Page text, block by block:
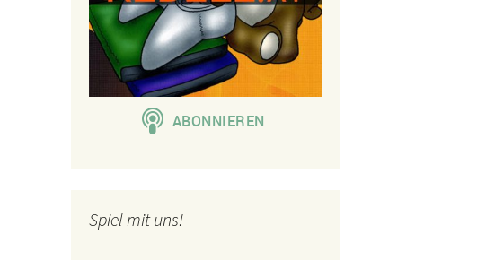
Spiel mit uns!